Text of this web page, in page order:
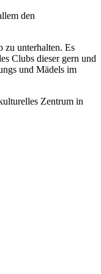
den
zu unterhalten. Es
Clubs dieser gern und
und Mädels im
Zentrum in